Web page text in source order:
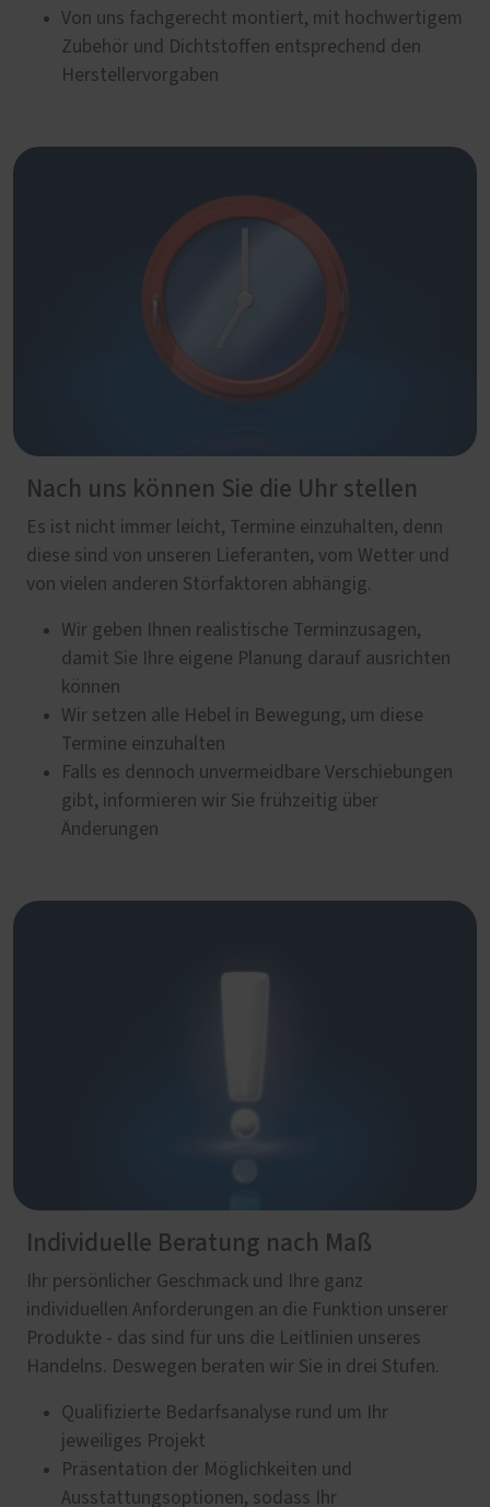
Von uns fachgerecht montiert, mit hochwertigem
Zubehör und Dichtstoffen entsprechend den
Herstellervorgaben
Nach uns können Sie die Uhr stellen
Es ist nicht immer leicht, Termine einzuhalten, denn
diese sind von unseren Lieferanten, vom Wetter und
von vielen anderen Störfaktoren abhängig.
Wir geben Ihnen realistische Terminzusagen,
damit Sie Ihre eigene Planung darauf ausrichten
können
Wir setzen alle Hebel in Bewegung, um diese
Termine einzuhalten
Falls es dennoch unvermeidbare Verschiebungen
gibt, informieren wir Sie frühzeitig über
Änderungen
Individuelle Beratung nach Maß
Ihr persönlicher Geschmack und Ihre ganz
individuellen Anforderungen an die Funktion unserer
Produkte - das sind für uns die Leitlinien unseres
Handelns. Deswegen beraten wir Sie in drei Stufen.
Qualifizierte Bedarfsanalyse rund um Ihr
jeweiliges Projekt
Präsentation der Möglichkeiten und
Ausstattungsoptionen, sodass Ihr